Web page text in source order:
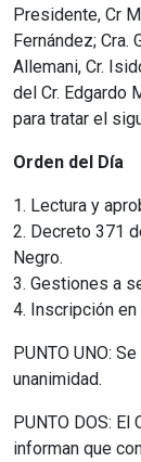
Presidente, Cr
Fernández; Cra.
Allemani, Cr.
del Cr. Edgardo
para tratar el
Orden del Día
1. Lectura y
2. Decreto 371
Negro.
3. Gestiones a
4. Inscripción en
PUNTO UNO:
unanimidad.
PUNTO DOS: El
informan que